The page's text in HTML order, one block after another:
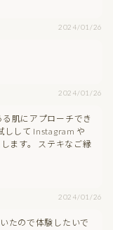
2024/01/26
2024/01/26
肌にアプローチでき
しして Instagram や
ます。 ステキなご縁
2024/01/26
たので体験したいで